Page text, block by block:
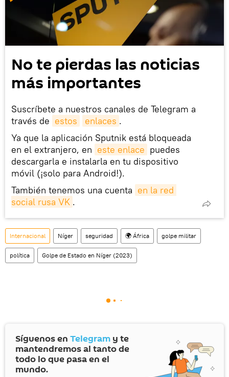
No te pierdas las noticias
más importantes
Suscríbete a nuestros canales de Telegram a
través de estos enlaces .
Ya que la aplicación Sputnik está bloqueada
en el extranjero, en este enlace puedes
descargarla e instalarla en tu dispositivo
móvil (¡solo para Android!).
También tenemos una cuenta en la red
social rusa VK .
Internacional Níger seguridad 🌍 África golpe militar
política Golpe de Estado en Níger (2023)
Síguenos en Telegram y te
mantendremos al tanto de
todo lo que pasa en el
mundo.